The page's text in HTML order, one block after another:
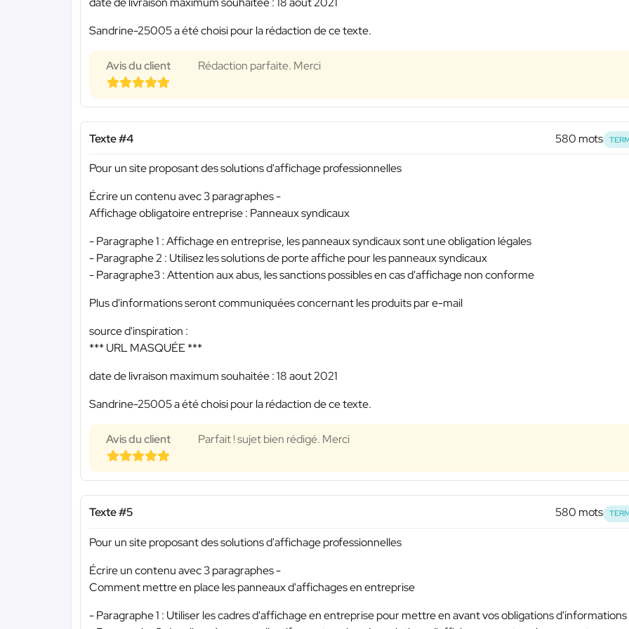
Sandrine-25005 a été choisi pour la rédaction de ce texte.
Avis du client Rédaction parfaite. Merci
Texte #4 580 mots
Pour un site proposant des solutions d'affichage professionnelles
Écrire un contenu avec 3 paragraphes -
Affichage obligatoire entreprise : Panneaux syndicaux
- Paragraphe 1 : Affichage en entreprise, les panneaux syndicaux sont une obligation légales
- Paragraphe 2 : Utilisez les solutions de porte affiche pour les panneaux syndicaux
- Paragraphe3 : Attention aux abus, les sanctions possibles en cas d'affichage non conforme
Plus d'informations seront communiquées concernant les produits par e-mail
source d'inspiration :
*** URL MASQUÉE ***
date de livraison maximum souhaitée : 18 aout 2021
Sandrine-25005 a été choisi pour la rédaction de ce texte.
Avis du client Parfait ! sujet bien rédigé. Merci
Texte #5 580 mots
Pour un site proposant des solutions d'affichage professionnelles
Écrire un contenu avec 3 paragraphes -
Comment mettre en place les panneaux d'affichages en entreprise
- Paragraphe 1 : Utiliser les cadres d'affichage en entreprise pour mettre en avant vos obligations d'informations